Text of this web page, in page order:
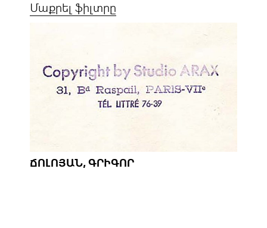
Մաքրել ֆիլտրը
ՃՈԼՈՅԱՆ, ԳՐԻԳՈՐ